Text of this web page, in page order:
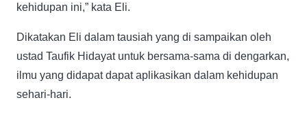
kehidupan ini,” kata Eli.
Dikatakan Eli dalam tausiah yang di sampaikan oleh
ustad Taufik Hidayat untuk bersama-sama di dengarkan,
ilmu yang didapat dapat aplikasikan dalam kehidupan
sehari-hari.